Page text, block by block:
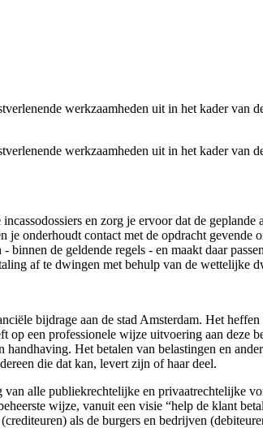
werkzaamheden uit in het kader van
werkzaamheden uit in het kader van
en zorg je ervoor dat de
onderhoudt contact met de opdracht gevende
de geldende regels - en maakt daar
af te dwingen met behulp van de wettelijke
bijdrage aan de stad Amsterdam. Het
op een professionele wijze uitvoering aan
Het betalen van belastingen en
die dat kan, levert zijn of haar deel.
alle publiekrechtelijke en privaatrechtelijke
wijze, vanuit een visie “help de klant
als de burgers en bedrijven